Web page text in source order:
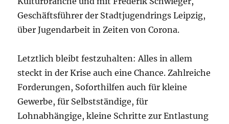
Geschäftsführer der Stadtjugendrings Leipzig,
über Jugendarbeit in Zeiten von Corona.
Letztlich bleibt festzuhalten: Alles in allem
steckt in der Krise auch eine Chance. Zahlreiche
Forderungen, Soforthilfen auch für kleine
Gewerbe, für Selbstständige, für
Lohnabhängige, kleine Schritte zur Entlastung